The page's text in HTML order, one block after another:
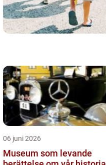
06 juni 2026
Museum som levande